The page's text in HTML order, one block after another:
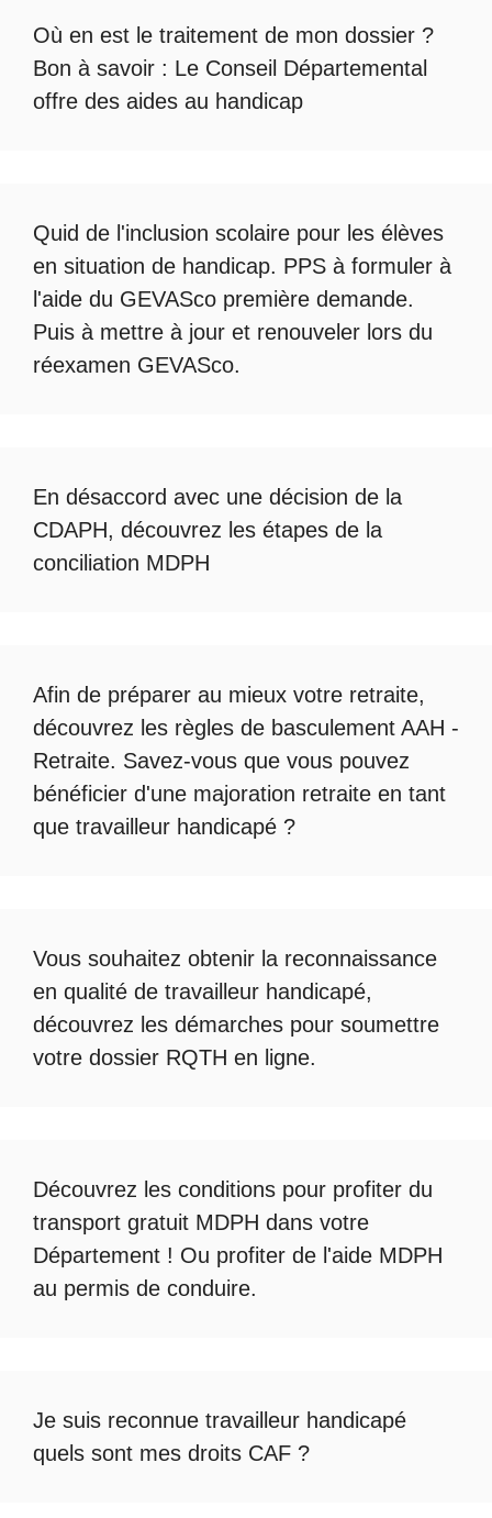
Où en est le traitement de mon dossier ?
Bon à savoir : Le Conseil Départemental
offre des aides au handicap
Quid de l'inclusion scolaire pour les élèves
en situation de handicap. PPS à formuler à
l'aide du GEVASco première demande.
Puis à mettre à jour et renouveler lors du
réexamen GEVASco.
En désaccord avec une décision de la
CDAPH, découvrez les étapes de la
conciliation MDPH
Afin de préparer au mieux votre retraite,
découvrez les règles de basculement AAH -
Retraite. Savez-vous que vous pouvez
bénéficier d'une majoration retraite en tant
que travailleur handicapé ?
Vous souhaitez obtenir la reconnaissance
en qualité de travailleur handicapé,
découvrez les démarches pour soumettre
votre dossier RQTH en ligne.
Découvrez les conditions pour profiter du
transport gratuit MDPH dans votre
Département ! Ou profiter de l'aide MDPH
au permis de conduire.
Je suis reconnue travailleur handicapé
quels sont mes droits CAF ?